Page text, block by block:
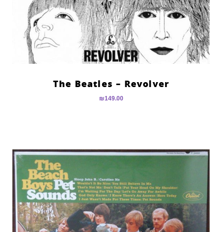
The Beatles – Revolver
₪149.00